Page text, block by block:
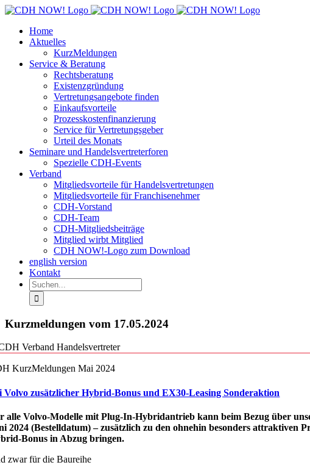
Zum
springenHome
Aktuelles
KurzMeldungen
Service & Beratung
Rechtsberatung
Existenzgründung
Vertretungsangebote finden
Einkaufsvorteile
Prozesskostenfinanzierung
Service für Vertretungsgeber
Urteil des Monats
Seminare und Handelsvertreterforen
Spezielle CDH-Events
Verband
Mitgliedsvorteile für Handelsvertretungen
Mitgliedsvorteile für Franchisenehmer
CDH-Vorstand
CDH-Team
CDH-Mitgliedsbeiträge
Mitglied wirbt Mitglied
CDH NOW!-Logo zum Download
english version
Kontakt
Suche
nach:
Kurzmeldungen vom 17.05.2024
KurzMeldungen Mai 2024
Volvo zusätzlicher Hybrid-Bonus und EX30-Leasing Sonderaktion
alle Volvo-Modelle mit Plug-In-Hybridantrieb kann beim Bezug über
2024 (Bestelldatum) – zusätzlich zu den ohnehin besonders attraktiven
Bonus in Abzug bringen.
zwar für die Baureihe